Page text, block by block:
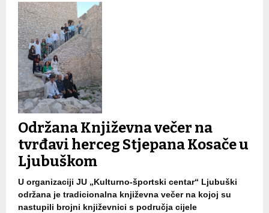
Održana Književna večer na
tvrđavi herceg Stjepana Kosače u
Ljubuškom
U organizaciji JU „Kulturno-športski centar“ Ljubuški
održana je tradicionalna književna večer na kojoj su
nastupili brojni književnici s područja cijele